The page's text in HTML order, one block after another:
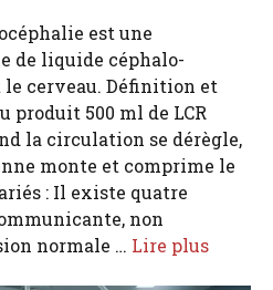
est une
de liquide céphalo-
cerveau. Définition et
produit 500 ml de LCR
la circulation se dérègle,
monte et comprime le
: Il existe quatre
non
normale … Lire plus